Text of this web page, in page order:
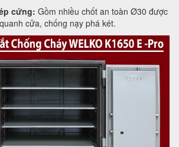
cứng: Gồm nhiều chốt an toàn Ø30 được
cửa, chống nạy phá két.